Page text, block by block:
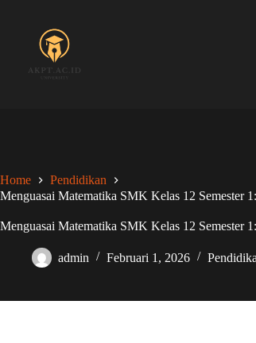
Home
Pendidikan
Menguasai Matematika SMK Kelas 12 Semester
Menguasai Matematika SMK Kelas 12 Semester
admin Februari 1, 2026